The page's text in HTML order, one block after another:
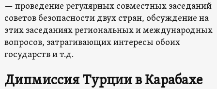
— проведение регулярных совместных заседаний
советов безопасности двух стран, обсуждение на
этих заседаниях региональных и международных
вопросов, затрагивающих интересы обоих
государств и т.д.
Дипмиссия Турции в Карабахе